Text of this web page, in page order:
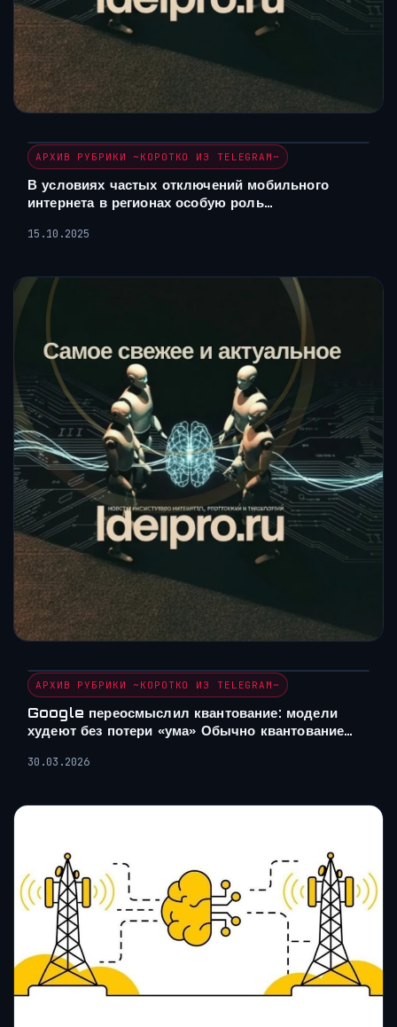
АРХИВ РУБРИКИ ~КОРОТКО ИЗ TELEGRAM~
В условиях частых отключений мобильного
интернета в регионах особую роль…
15.10.2025
АРХИВ РУБРИКИ ~КОРОТКО ИЗ TELEGRAM~
Google переосмыслил квантование: модели
худеют без потери «ума» Обычно квантование…
30.03.2026